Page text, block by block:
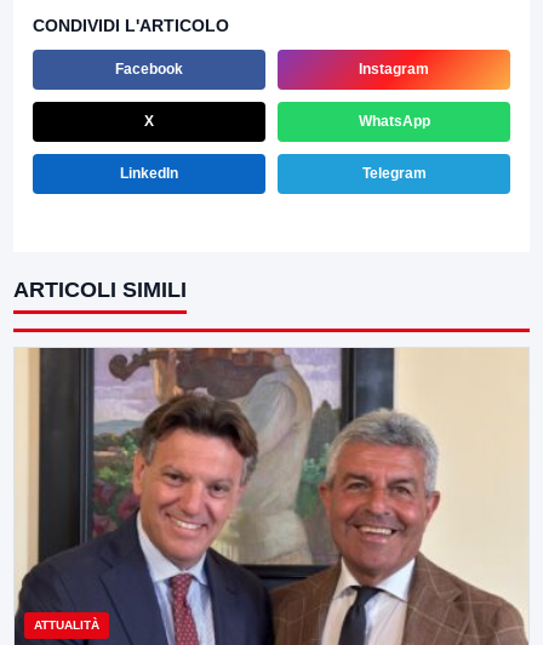
CONDIVIDI L'ARTICOLO
Facebook Instagram
X WhatsApp
LinkedIn Telegram
ARTICOLI SIMILI
ATTUALITÀ